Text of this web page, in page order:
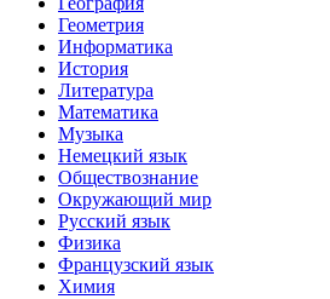
Геометрия
Информатика
История
Литература
Математика
Музыка
Немецкий язык
Обществознание
Окружающий мир
Русский язык
Физика
Французский язык
Химия